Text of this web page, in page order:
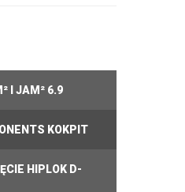
I JAM² 6.9
KOKPIT
HIPLOK D-